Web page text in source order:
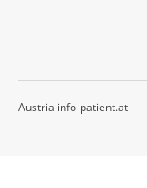
Austria info-patient.at